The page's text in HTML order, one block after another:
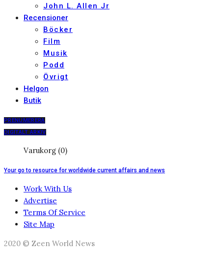
John L. Allen Jr
Recensioner
Böcker
Film
Musik
Podd
Övrigt
Helgon
Butik
PRENUMERERA
DIGITALT ARKIV
Varukorg (0)
Your go to resource for worldwide current affairs and news
Work With Us
Advertise
Terms Of Service
Site Map
2020 © Zeen World News